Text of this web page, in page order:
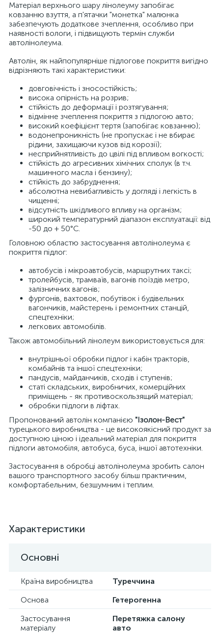
Матеріал верхнього шару лінолеуму запобігає
ковзанню взуття, а п'ятачки "монетка" малюнка
забезпечують додаткове зчеплення, особливо при
наявності вологи, і підвищують термін служби
автолінолеума.
Автолін, як найпопулярніше підлогове покриття вигідно
відрізняють такі характеристики:
довговічність і зносостійкість;
висока опірність на розрив;
стійкість до деформації і розтягування;
відмінне зчеплення покриття з підлогою авто;
високий коефіцієнт тертя (запобігає ковзанню);
водонепроникність (не пропускає і не вбирає
рідини, захищаючи кузов від корозії);
несприйнятливість до цвілі під впливом вогкості;
стійкість до агресивних хімічних сполук (в т.ч.
машинного масла і бензину);
стійкість до забруднення;
абсолютна невибагливість у догляді і легкість в
чищенні;
відсутність шкідливого впливу на організм;
широкий температурний діапазон експлуатації: від
-50 до + 50°С.
Головною областю застосування автолінолеума є
покриття підлог:
автобусів і мікроавтобусів, маршрутних таксі;
тролейбусів, трамваїв, вагонів поїздів метро,
залізничних вагонів;
фургонів, вахтовок, побутівок і будівельних
вагончиків, майстерень і ремонтних станцій,
спецтехніки;
легкових автомобілів.
Також автомобільний лінолеум використовується для:
внутрішньої обробки підлог і кабін тракторів,
комбайнів та іншої спецтехніки;
пандусів, майданчиків, сходів і ступенів;
статі складських, виробничих, комерційних
приміщень - як противоскользящий матеріал;
обробки підлоги в ліфтах.
Пропонований автолін компанією "Ізолон-Вест"
турецького виробництва - це високоякісний продукт за
доступною ціною і ідеальний матеріал для покриття
підлоги автомобіля, автобуса, буса, іншої автотехніки.
Застосування в обробці автолінолеума зробить салон
вашого транспортного засобу більш практичним,
комфортабельним, безшумним і теплим.
Характеристики
Основні
Країна виробництва
Туреччина
Основа
Гетерогенна
Застосування
матеріалу
Перетяжка салону
авто